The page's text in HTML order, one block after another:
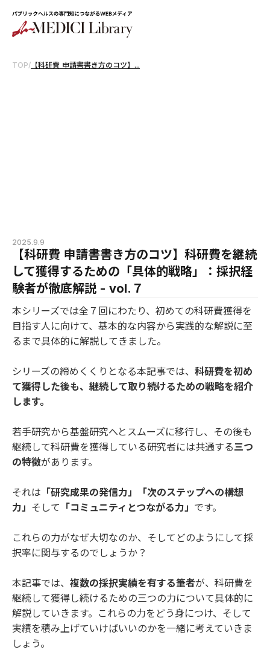
TOP/ 【科研費 申請書書き方のコツ】...
2025.9.9
【科研費 申請書書き方のコツ】科研費を継続
して獲得するための「具体的戦略」：採択経
験者が徹底解説 - vol.７
本シリーズでは全７回にわたり、初めての科研費獲得を
目指す人に向けて、基本的な内容から実践的な解説に至
るまで具体的に解説してきました。
シリーズの締めくくりとなる本記事では、 科研費を初め
て獲得した後も、継続して取り続けるための戦略を紹介
します。
若手研究から基盤研究へとスムーズに移行し、その後も
継続して科研費を獲得している研究者には共通する三つ
の特徴があります。
それは 「研究成果の発信力」「次のステップへの構想
力」 そして 「コミュニティとつながる力」 です。
これらの力がなぜ大切なのか、そしてどのようにして採
択率に関与するのでしょうか？
本記事では、 複数の採択実績を有する筆者が、科研費を
継続して獲得し続けるための三つの力について具体的に
解説していきます。これらの力をどう身につけ、そして
実績を積み上げていけばいいのかを一緒に考えていきま
しょう。